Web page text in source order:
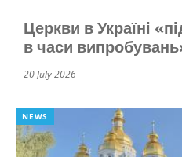
Церкви в Україні
в часи
20 July 2026
NEWS